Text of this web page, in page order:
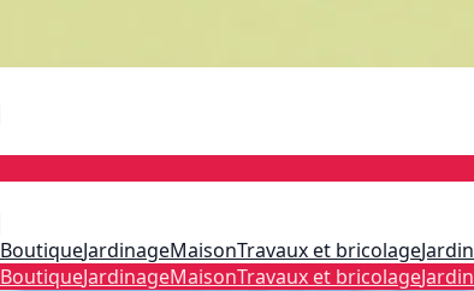
BoutiqueJardinageMaisonTravaux et bricolageJardin
BoutiqueJardinageMaisonTravaux et bricolageJardin